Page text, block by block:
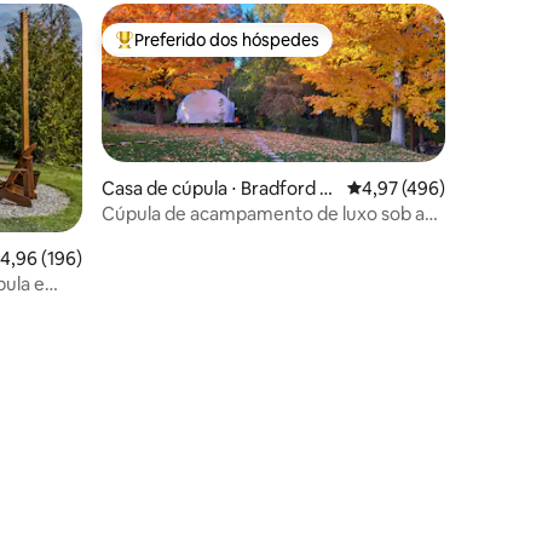
de uma avaliação média de 5, 196 avaliações
4,96 (196)
e
Entre os melhores preferidos dos hóspedes
Preferido dos hóspedes
Casa de cúpula ⋅ Bradford W
est Gwillimbury
4,97 de uma avaliação
4,97 (496)
Cúpula de acampamento de luxo sob as